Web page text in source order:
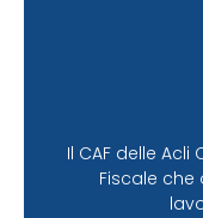
Il CAF delle
Fiscale che